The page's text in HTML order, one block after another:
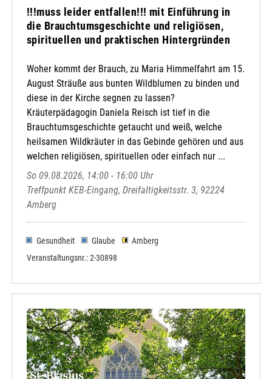
!!!muss leider entfallen!!! mit Einführung in
die Brauchtumsgeschichte und religiösen,
spirituellen und praktischen Hintergründen
Woher kommt der Brauch, zu Maria Himmelfahrt am 15.
August Sträuße aus bunten Wildblumen zu binden und
diese in der Kirche segnen zu lassen?
Kräuterpädagogin Daniela Reisch ist tief in die
Brauchtumsgeschichte getaucht und weiß, welche
heilsamen Wildkräuter in das Gebinde gehören und aus
welchen religiösen, spirituellen oder einfach nur ...
So 09.08.2026, 14:00 - 16:00 Uhr
Treffpunkt KEB-Eingang, Dreifaltigkeitsstr. 3, 92224
Amberg
Gesundheit Glaube
Amberg
Veranstaltungsnr.: 2-30898